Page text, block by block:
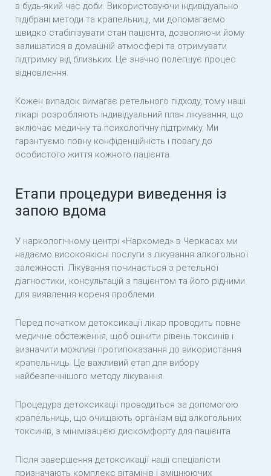
в будь-який час доби. Використовуючи індивідуально
підібрані методи та крапельниці, ми допомагаємо
швидко стабілізувати стан пацієнта, дозволяючи йому
залишатися в домашній атмосфері та отримувати
підтримку від близьких. Це значно полегшує процес
відновлення.
Кожен випадок вимагає ретельного підходу, тому наші
лікарі розробляють індивідуальний план лікування, що
включає медичну та психологічну підтримку. Ми
гарантуємо повну конфіденційність і повагу до
особистого життя кожного пацієнта.
Етапи процедури виведення із
запою вдома
У наркологічному центрі «Наркомед» в Черкасах ми
надаємо високоякісні послуги з лікування алкогольної
залежності. Лікування починається з ретельної
діагностики, консультацій з пацієнтом та його рідними
для виявлення кореня проблеми.
Перед початком детоксикації лікар проводить повне
медичне обстеження, щоб оцінити рівень токсинів і
визначити можливі протипоказання до використання
крапельниць. Це важливий етап для вибору
найбезпечнішого методу лікування.
Процедура детоксикації проводиться за допомогою
крапельниць, що очищають організм від алкогольних
токсинів, з мінімізацією дискомфорту для пацієнта.
Після завершення детоксикації наші спеціалісти
призначають комплекс вітамінів і зміцнюючих